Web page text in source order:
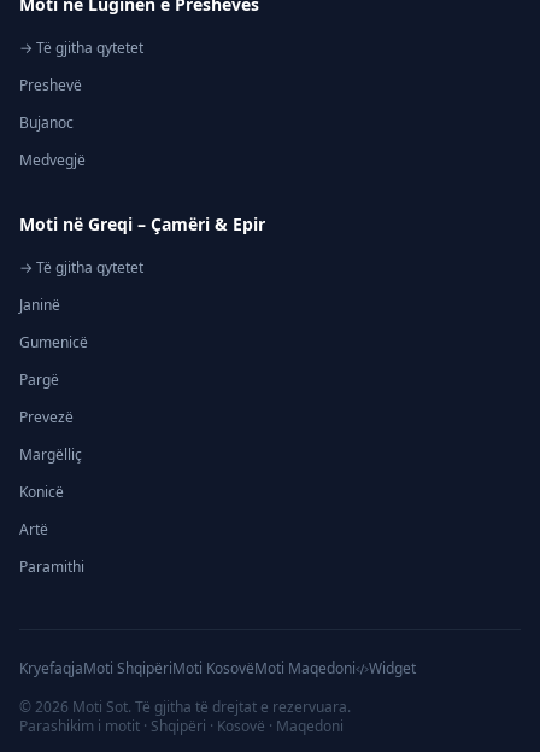
→ Të gjitha qytetet
Preshevë
Bujanoc
Medvegjë
Moti në Greqi – Çamëri & Epir
→ Të gjitha qytetet
Janinë
Gumenicë
Pargë
Prevezë
Margëlliç
Konicë
Artë
Paramithi
KryefaqjaMoti ShqipëriMoti KosovëMoti Maqedoni
Widget
© 2026 Moti Sot. Të gjitha të drejtat e rezervuara.
Parashikim i motit · Shqipëri · Kosovë · Maqedoni